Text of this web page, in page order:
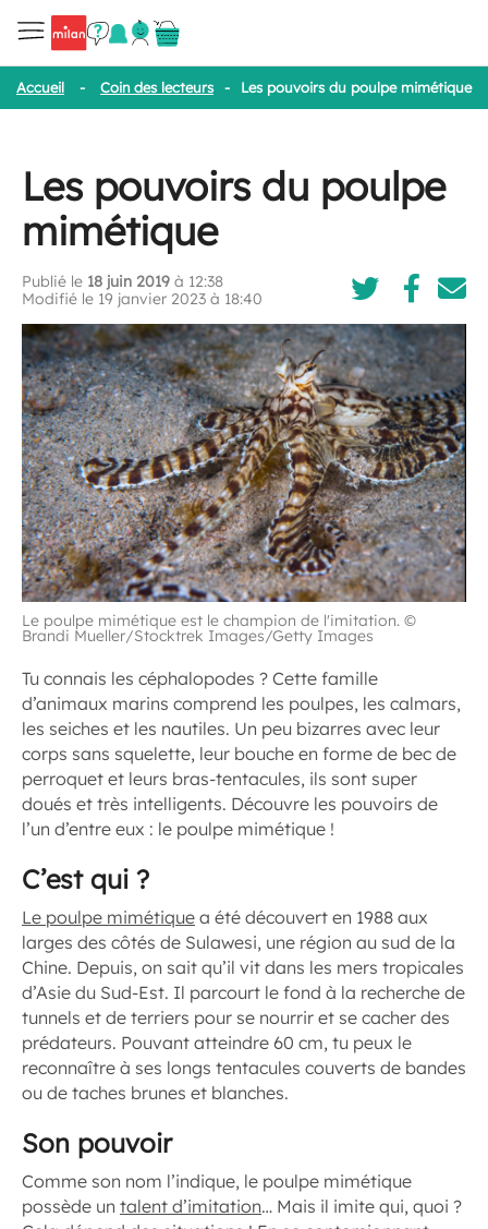
Accueil - Coin des lecteurs - Les pouvoirs du poulpe mimétique
Les pouvoirs du poulpe
mimétique
Publié le 18 juin 2019 à 12:38
Modifié le 19 janvier 2023 à 18:40
Le poulpe mimétique est le champion de l'imitation. ©
Brandi Mueller/Stocktrek Images/Getty Images
Tu connais les céphalopodes ? Cette famille
d’animaux marins comprend les poulpes, les calmars,
les seiches et les nautiles. Un peu bizarres avec leur
corps sans squelette, leur bouche en forme de bec de
perroquet et leurs bras-tentacules, ils sont super
doués et très intelligents. Découvre les pouvoirs de
l’un d’entre eux : le poulpe mimétique !
C’est qui ?
Le poulpe mimétique a été découvert en 1988 aux
larges des côtés de Sulawesi, une région au sud de la
Chine. Depuis, on sait qu’il vit dans les mers tropicales
d’Asie du Sud-Est. Il parcourt le fond à la recherche de
tunnels et de terriers pour se nourrir et se cacher des
prédateurs. Pouvant atteindre 60 cm, tu peux le
reconnaître à ses longs tentacules couverts de bandes
ou de taches brunes et blanches.
Son pouvoir
Comme son nom l’indique, le poulpe mimétique
possède un talent d’imitation… Mais il imite qui, quoi ?